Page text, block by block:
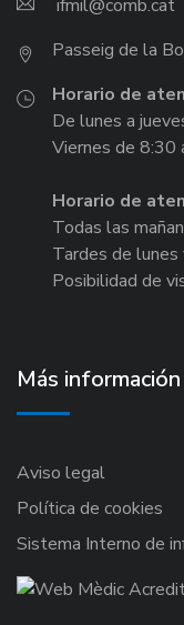
ifmil
Passeig de la
Horario de
De lunes a
Viernes de 8:30
Horario de
Todas las
Tardes de
Posibilidad de
Más información
Aviso legal
Política de cookies
Sistema Interno de